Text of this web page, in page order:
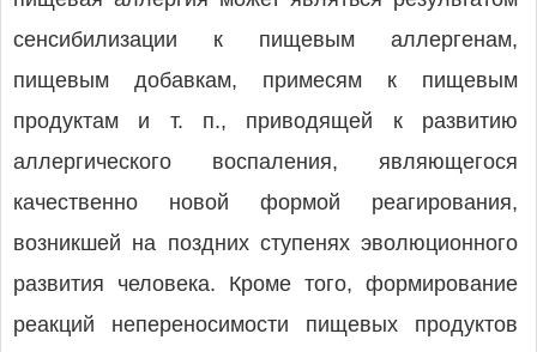
сенсибилизации к пищевым аллергенам,
пищевым добавкам, примесям к пищевым
продуктам и т. п., приводящей к развитию
аллергического воспаления, являющегося
качественно новой формой реагирования,
возникшей на поздних ступенях эволюционного
развития человека. Кроме того, формирование
реакций непереносимости пищевых продуктов